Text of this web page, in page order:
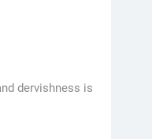
dervishness is